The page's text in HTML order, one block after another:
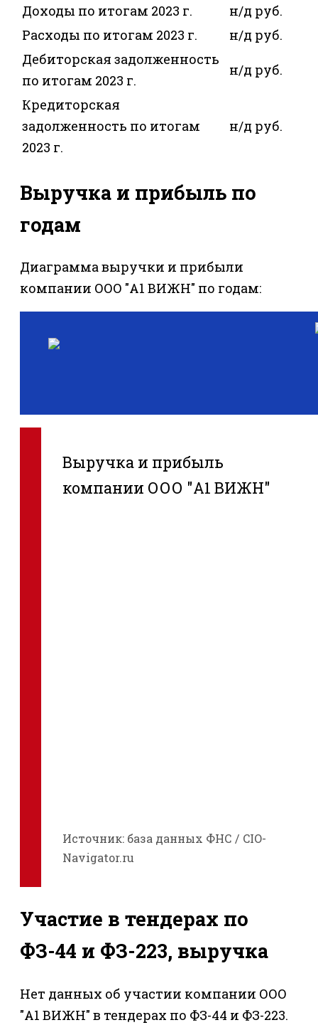
Доходы по итогам 2023 г.
н/д руб.
Расходы по итогам 2023 г.
н/д руб.
Дебиторская задолженность
по итогам 2023 г.
н/д руб.
Кредиторская
задолженность по итогам
2023 г.
н/д руб.
Выручка и прибыль по
годам
Диаграмма выручки и прибыли
компании ООО "А1 ВИЖН" по годам:
Выручка и прибыль
компании ООО "А1 ВИЖН"
Источник: база данных ФНС / CIO-
Navigator.ru
Участие в тендерах по
ФЗ-44 и ФЗ-223, выручка
Нет данных об участии компании ООО
"А1 ВИЖН" в тендерах по ФЗ-44 и ФЗ-223.